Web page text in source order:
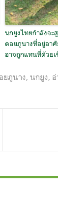
นกยูงไทยกำลังจ
ดอยภูนางที่อยู่อา
อาจถูกแทนที่ด้วย
ยภูนาง, นกยูง,